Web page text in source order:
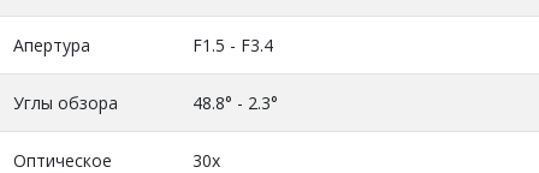
Апертура F1.5 - F3.4
Углы обзора 48.8° - 2.3°
Оптическое
30х